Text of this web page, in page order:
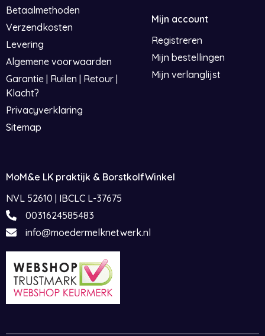
Betaalmethoden
Verzendkosten
Levering
Algemene voorwaarden
Garantie | Ruilen | Retour |
Klacht?
Privacyverklaring
Sitemap
Mijn account
Registreren
Mijn bestellingen
Mijn verlanglijst
MoM&e LK praktijk & BorstkolfWinkel
NVL 52610 | IBCLC L-37675
0031624585483
info@moedermelknetwerk.nl